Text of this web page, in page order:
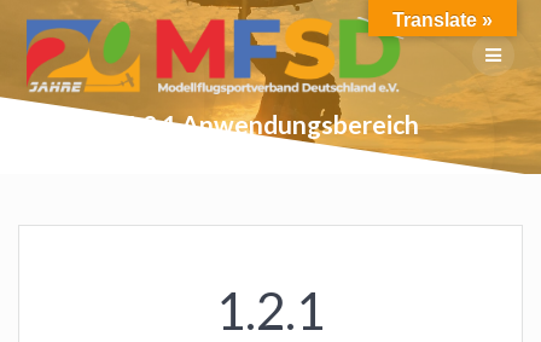
Skip
to
content
1.2.1 Anwendungsbereich
1.2.1
Translate »